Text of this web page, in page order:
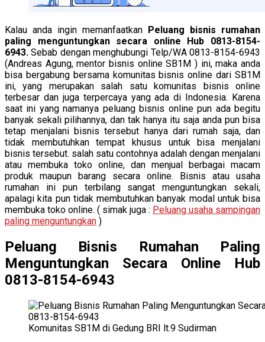
Kalau anda ingin memanfaatkan Peluang bisnis rumahan
paling menguntungkan secara online Hub 0813-8154-
6943. Sebab dengan menghubungi Telp/WA 0813-8154-6943
(Andreas Agung, mentor bisnis online SB1M ) ini, maka anda
bisa bergabung bersama komunitas bisnis online dari SB1M
ini, yang merupakan salah satu komunitas bisnis online
terbesar dan juga terpercaya yang ada di Indonesia. Karena
saat ini yang namanya peluang bisnis online pun ada begitu
banyak sekali pilihannya, dan tak hanya itu saja anda pun bisa
tetap menjalani bisnis tersebut hanya dari rumah saja, dan
tidak membutuhkan tempat khusus untuk bisa menjalani
bisnis tersebut. salah satu contohnya adalah dengan menjalani
atau membuka toko online, dan menjual berbagai macam
produk maupun barang secara online. Bisnis atau usaha
rumahan ini pun terbilang sangat menguntungkan sekali,
apalagi kita pun tidak membutuhkan banyak modal untuk bisa
membuka toko online. ( simak juga : Peluang usaha sampingan
paling menguntungkan )
Peluang Bisnis Rumahan Paling
Menguntungkan Secara Online Hub
0813-8154-6943
Komunitas SB1M di Gedung BRI lt.9 Sudirman